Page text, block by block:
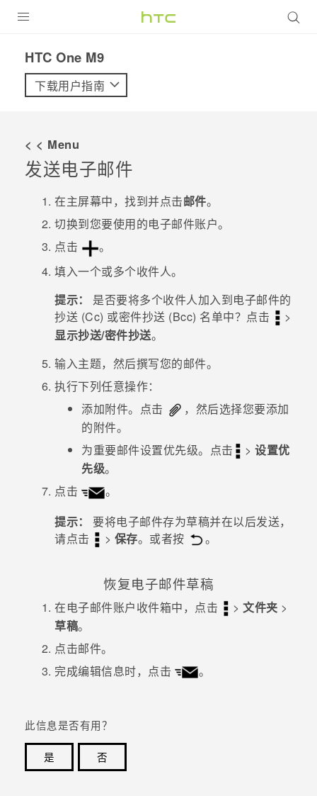
VIVE
支持帮助
在线客服
HTC One M9‎
下载用户指南
< < Menu
发送电子邮件
在主屏幕中，找到并点击邮件。
切换到您要使用的电子邮件账户。
点击
。
填入一个或多个收件人。
提示：
是否要将多个收件人加入到电子邮件的
抄送 (Cc) 或密件抄送 (Bcc) 名单中？点击
>
显示抄送/密件抄送。
输入主题，然后撰写您的邮件。
执行下列任意操作：
添加附件。点击
，然后选择您要添加
的附件。
为重要邮件设置优先级。点击
> 设置优
先级。
点击
。
提示：
要将电子邮件存为草稿并在以后发送，
请点击
> 保存。或者按 。
恢复电子邮件草稿
在电子邮件账户收件箱中，点击 > 文件夹 >
草稿。
点击邮件。
完成编辑信息时，点击
。
此信息是否有用？
是
否